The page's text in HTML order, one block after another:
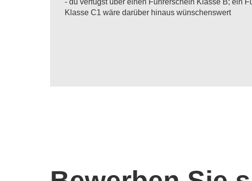
Klasse C1 wäre darüber hinaus wünschenswert